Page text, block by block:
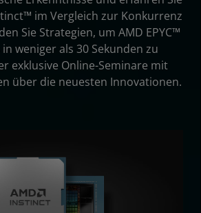
im Vergleich zur Konkurrenz
Sie Strategien, um AMD EPYC™
in weniger als 30 Sekunden zu
exklusive Online-Seminare mit
über die neuesten Innovationen.